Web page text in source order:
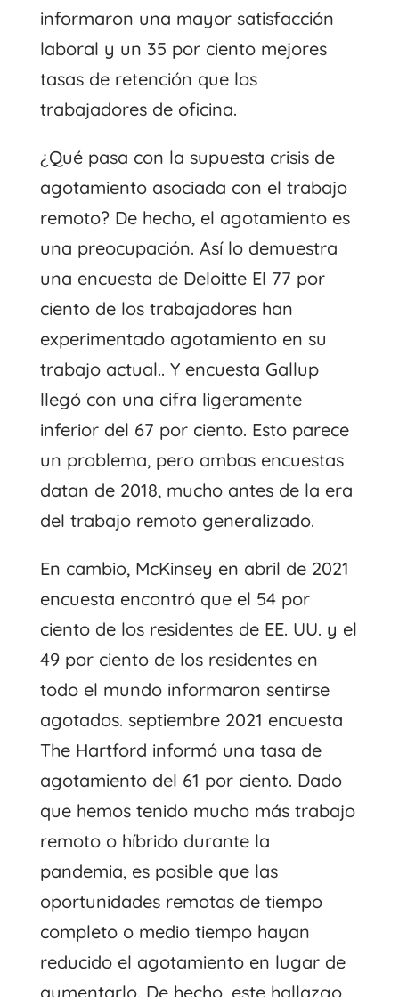
informaron una mayor satisfacción
laboral y un 35 por ciento mejores
tasas de retención que los
trabajadores de oficina.
¿Qué pasa con la supuesta crisis de
agotamiento asociada con el trabajo
remoto? De hecho, el agotamiento es
una preocupación. Así lo demuestra
una encuesta de Deloitte El 77 por
ciento de los trabajadores han
experimentado agotamiento en su
trabajo actual.. Y encuesta Gallup
llegó con una cifra ligeramente
inferior del 67 por ciento. Esto parece
un problema, pero ambas encuestas
datan de 2018, mucho antes de la era
del trabajo remoto generalizado.
En cambio, McKinsey en abril de 2021
encuesta encontró que el 54 por
ciento de los residentes de EE. UU. y el
49 por ciento de los residentes en
todo el mundo informaron sentirse
agotados. septiembre 2021 encuesta
The Hartford informó una tasa de
agotamiento del 61 por ciento. Dado
que hemos tenido mucho más trabajo
remoto o híbrido durante la
pandemia, es posible que las
oportunidades remotas de tiempo
completo o medio tiempo hayan
reducido el agotamiento en lugar de
aumentarlo. De hecho, este hallazgo